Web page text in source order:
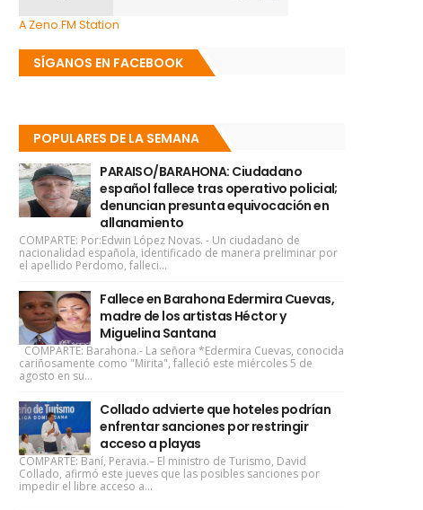
A Zeno.FM Station
SÍGANOS EN FACEBOOK
POPULARES DE LA SEMANA
PARAISO/BARAHONA: Ciudadano
español fallece tras operativo policial;
denuncian presunta equivocación en
allanamiento
COMPARTE: Por:Edwin López Novas. - Un ciudadano de
nacionalidad española, identificado de manera preliminar por
el apellido Perdomo, falleci...
Fallece en Barahona Edermira Cuevas,
madre de los artistas Héctor y
Miguelina Santana
COMPARTE: Barahona.- La señora *Edermira Cuevas, conocida
cariñosamente como "Mirita", falleció este miércoles 5 de
agosto en su...
Collado advierte que hoteles podrían
enfrentar sanciones por restringir
acceso a playas
COMPARTE: Baní, Peravia.– El ministro de Turismo, David
Collado, afirmó este jueves que las posibles sanciones por
impedir el libre acceso a...